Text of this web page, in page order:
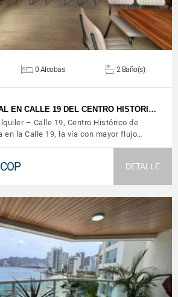
0 Alcobas 2 Baño(s)
EN CALLE 19 DEL CENTRO HISTÓRI…
– Calle 19, Centro Histórico de
en la Calle 19, la vía con mayor flujo…
COP DETALLE
VER DETALLES